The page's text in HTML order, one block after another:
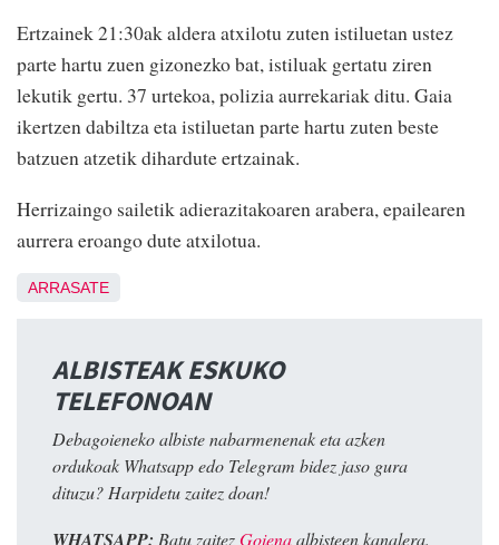
Ertzainek 21:30ak aldera atxilotu zuten istiluetan ustez
parte hartu zuen gizonezko bat, istiluak gertatu ziren
lekutik gertu. 37 urtekoa, polizia aurrekariak ditu. Gaia
ikertzen dabiltza eta istiluetan parte hartu zuten beste
batzuen atzetik dihardute ertzainak.
Herrizaingo sailetik adierazitakoaren arabera, epailearen
aurrera eroango dute atxilotua.
ARRASATE
ALBISTEAK ESKUKO
TELEFONOAN
Debagoieneko albiste nabarmenenak eta azken
ordukoak Whatsapp edo Telegram bidez jaso gura
dituzu? Harpidetu zaitez doan!
WHATSAPP: Batu zaitezGoienaalbisteen kanalera.